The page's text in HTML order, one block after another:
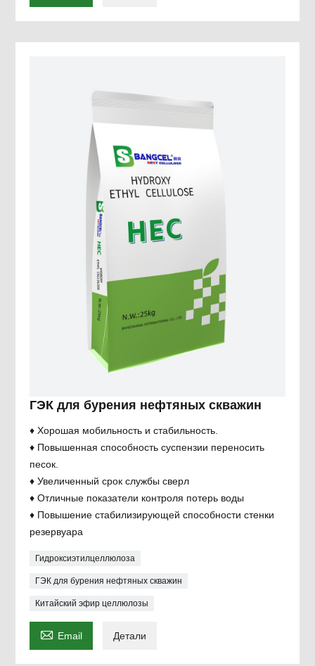
ГЭК для бурения нефтяных скважин
♦ Хорошая мобильность и стабильность.
♦ Повышенная способность суспензии переносить
песок.
♦ Увеличенный срок службы сверл
♦ Отличные показатели контроля потерь воды
♦ Повышение стабилизирующей способности стенки
резервуара
Гидроксиэтилцеллюлоза
ГЭК для бурения нефтяных скважин
Китайский эфир целлюлозы
 Email Детали